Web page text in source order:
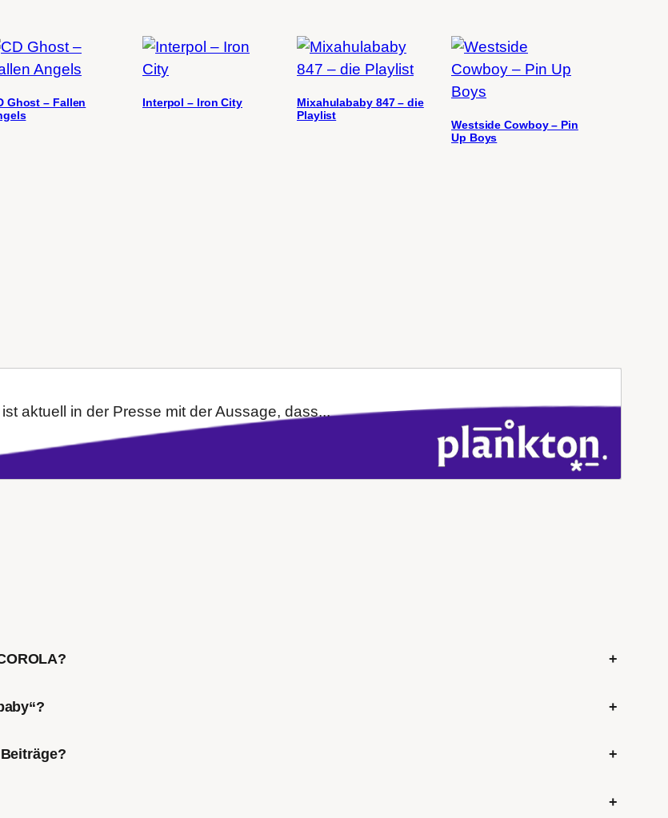
Ghost – Fallen
Interpol – Iron City
Mixahulababy 847 – die
Playlist
Westside Cowboy – Pin
Up Boys
aktuell in der Presse mit der Aussage, dass...
+
+
+
+